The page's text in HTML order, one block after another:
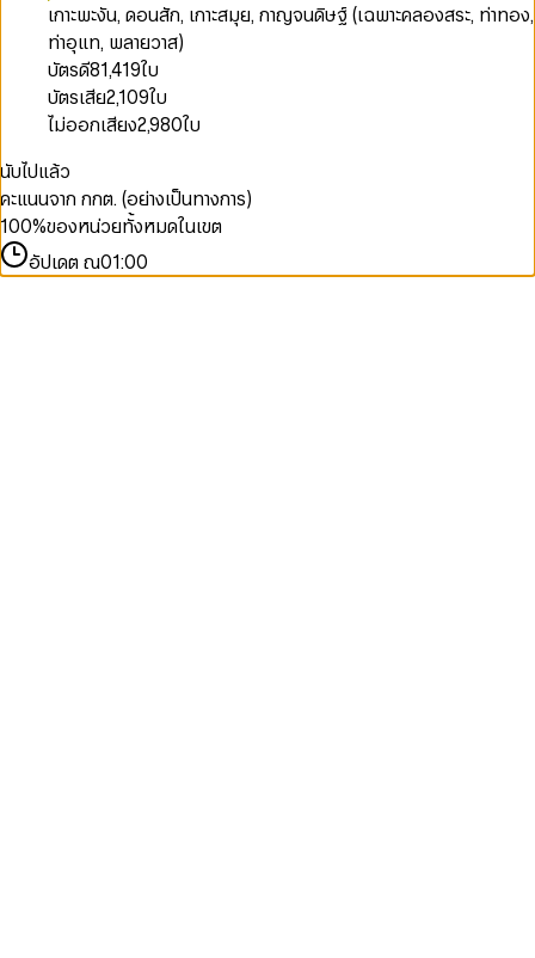
เกาะพะงัน, ดอนสัก, เกาะสมุย, กาญจนดิษฐ์ (เฉพาะคลองสระ, ท่าทอง,
ท่าอุแท, พลายวาส)
บัตรดี81,419ใบ
บัตรเสีย2,109ใบ
ไม่ออกเสียง2,980ใบ
นับไปแล้ว
คะแนนจาก กกต. (อย่างเป็นทางการ)
100%ของหน่วยทั้งหมดในเขต
อัปเดต ณ01:00